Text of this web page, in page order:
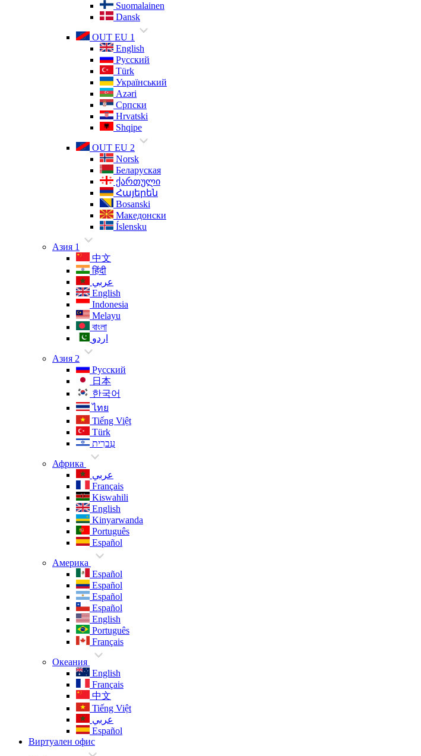
Suomalainen
Dansk
OUT EU 1
English
Русский
Türk
Український
Azəri
Српски
Hrvatski
Shqipe
OUT EU 2
Norsk
Беларуская
ქართული
Հայերեն
Bosanski
Македонски
Íslensku
Азия 1
中文
हिंदी
عربي
English
Indonesia
Melayu
বাংলা
اردو
Азия 2
Русский
日本
한국어
ไทย
Tiếng Việt
Türk
עִברִית
Африка
عربي
Français
Kiswahili
English
Kinyarwanda
Português
Español
Америка
Español
Español
Español
Español
English
Português
Français
Океания
English
Français
中文
Tiếng Việt
عربي
Español
Виртуален офис